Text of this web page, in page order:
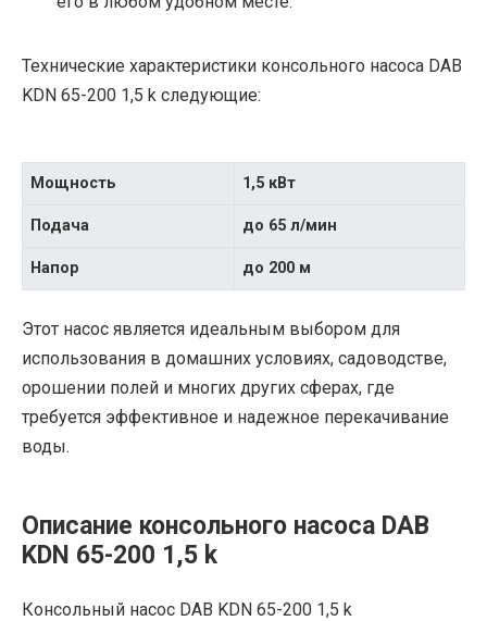
Технические характеристики консольного насоса DAB
KDN 65-200 1,5 k следующие:
Мощность 1,5 кВт
Подача до 65 л/мин
Напор до 200 м
Этот насос является идеальным выбором для
использования в домашних условиях, садоводстве,
орошении полей и многих других сферах, где
требуется эффективное и надежное перекачивание
воды.
Описание консольного насоса DAB
KDN 65-200 1,5 k
Консольный насос DAB KDN 65-200 1,5 k